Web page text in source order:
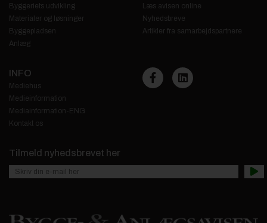
Byggeriets udvikling
Materialer og løsninger
Byggepladsen
Anlæg
Læs avisen online
Nyhedsbreve
Artikler fra samarbejdspartnere
INFO
Mediehus
Medieinformation
Mediainformation-ENG
Kontakt os
Tilmeld nyhedsbrevet her